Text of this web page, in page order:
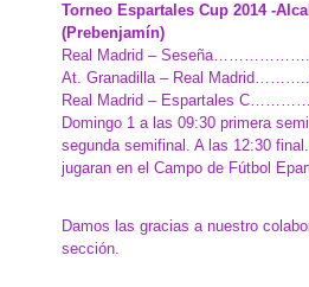
Torneo Espartales Cup 2014 -
(Prebenjamín)
Real Madrid –
At. Granadilla – Real
Real Madrid – Espartales
Domingo 1 a las 09:30 primera
segunda semifinal. A las 12:30
jugaran en el Campo de Fútbol
Damos las gracias a nuestro
sección.